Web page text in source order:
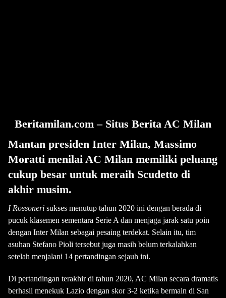
Beritamilan.com – Situs Berita AC Milan
Mantan presiden Inter Milan, Massimo
Moratti menilai AC Milan memiliki peluang
cukup besar untuk meraih Scudetto di
akhir musim.
I Rossoneri sukses menutup tahun 2020 ini dengan berada di
pucuk klasemen sementara Serie A dan menjaga jarak satu poin
dengan Inter Milan sebagai pesaing terdekat. Selain itu, tim
asuhan Stefano Pioli tersebut juga masih belum terkalahkan
setelah menjalani 14 pertandingan sejauh ini.
Di pertandingan terakhir di tahun 2020, AC Milan secara dramatis
berhasil menekuk Lazio dengan skor 3-2 ketika bermain di San